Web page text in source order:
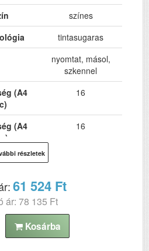
színes
tintasugaras
nyomtat, másol,
szkennel
(A4
16
(A4
16
részletek
61 524 Ft
ár: 78 135 Ft
Kosárba